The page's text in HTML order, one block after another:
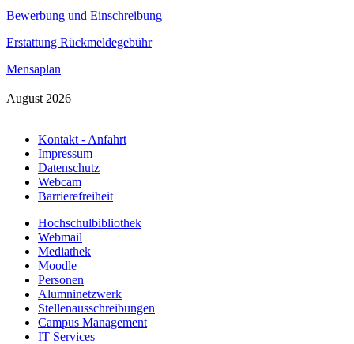
Bewerbung und Einschreibung
Erstattung Rückmeldegebühr
Mensaplan
August 2026
Kontakt - Anfahrt
Impressum
Datenschutz
Webcam
Barrierefreiheit
Hochschulbibliothek
Webmail
Mediathek
Moodle
Personen
Alumninetzwerk
Stellenausschreibungen
Campus Management
IT Services